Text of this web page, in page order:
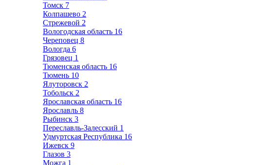
Томск 7
Колпашево 2
Стрежевой 2
Вологодская область 16
Череповец 8
Вологда 6
Грязовец 1
Тюменская область 16
Тюмень 10
Ялуторовск 2
Тобольск 2
Ярославская область 16
Ярославль 8
Рыбинск 3
Переславль-Залесский 1
Удмуртская Республика 16
Ижевск 9
Глазов 3
Можга 1